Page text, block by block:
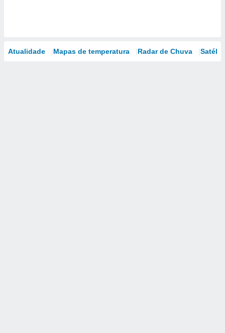
Atualidade Mapas de temperatura Radar de Chuva